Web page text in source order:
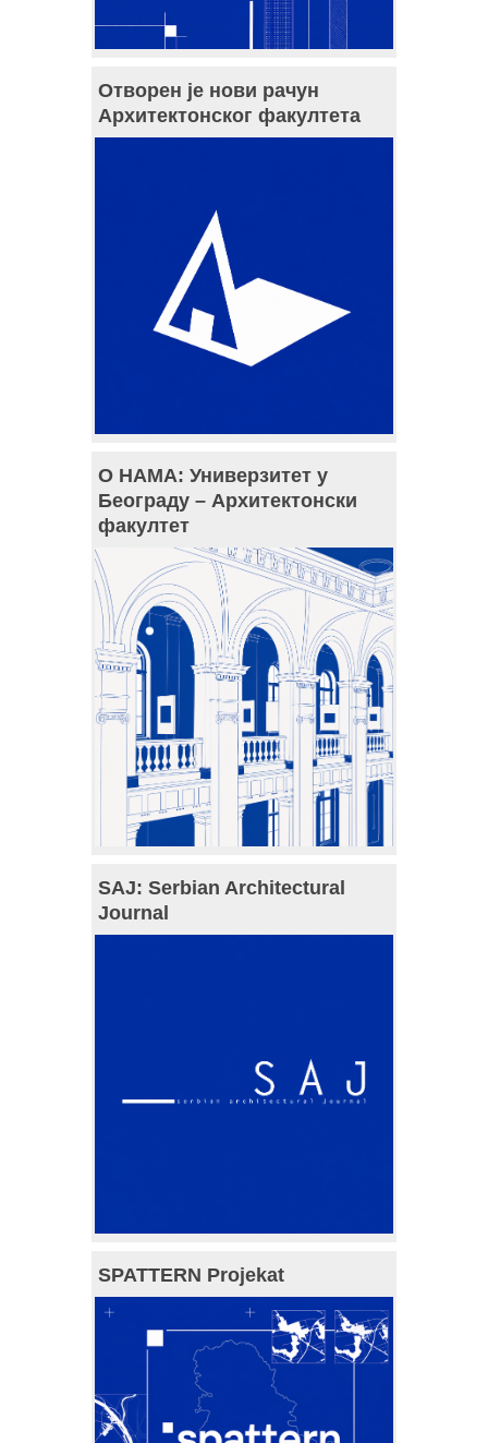
Отворен је нови рачун
Архитектонског факултета
О НАМА: Универзитет у
Београду – Архитектонски
факултет
SAJ: Serbian Architectural
Journal
SPATTERN Projekat